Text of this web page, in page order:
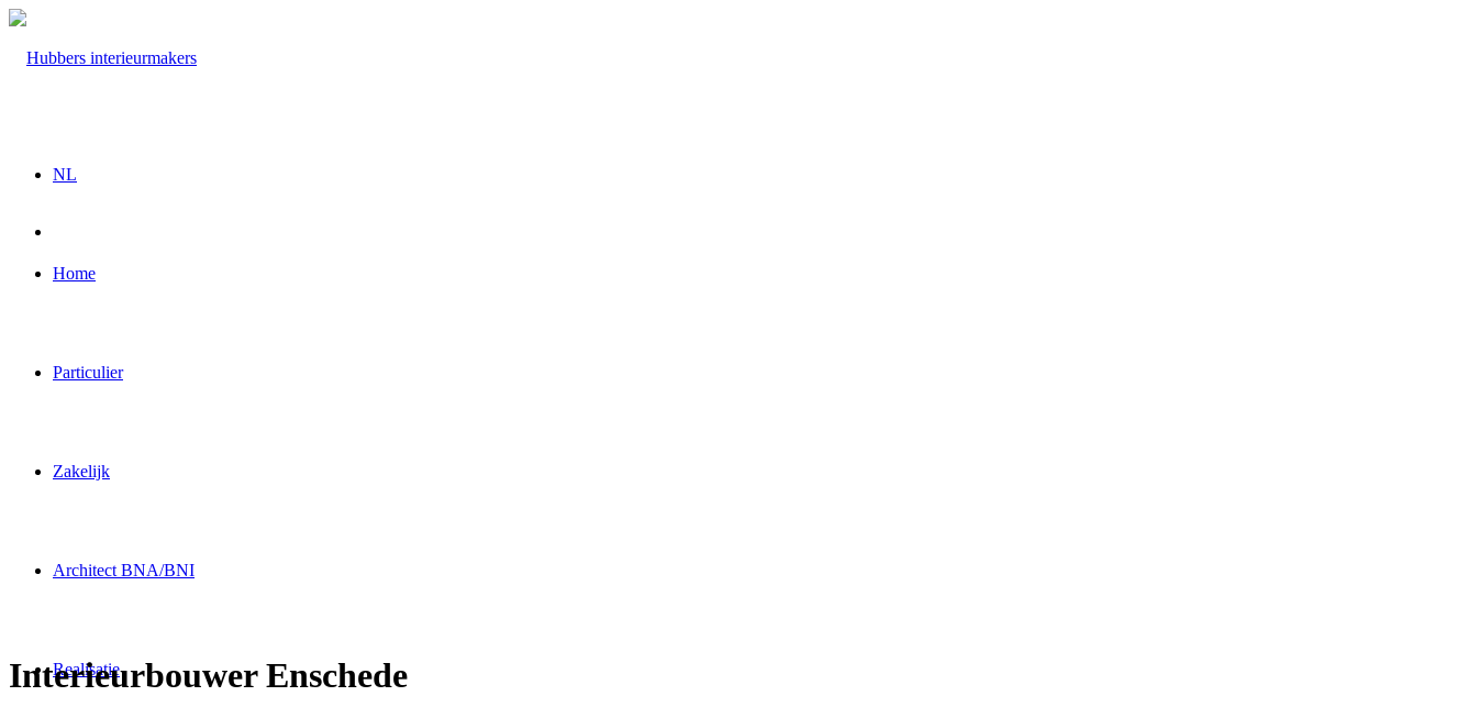
NL
Home
Particulier
Zakelijk
Architect BNA/BNI
Realisatie
Interieurbouwer Enschede